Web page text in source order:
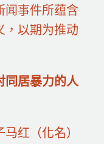
闻事件所蕴含
，以期为推动
同居暴力的人
红（化名）